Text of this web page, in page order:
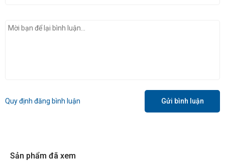
Quy định đăng bình luận Gửi bình luận
Sản phẩm đã xem